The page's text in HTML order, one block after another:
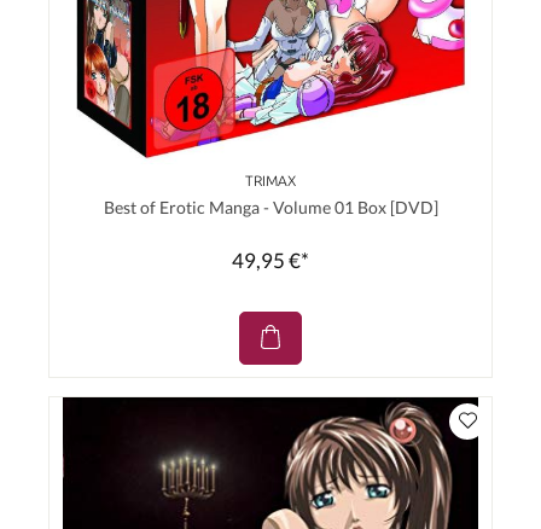
TRIMAX
Best of Erotic Manga - Volume 01 Box [DVD]
49,95 €*